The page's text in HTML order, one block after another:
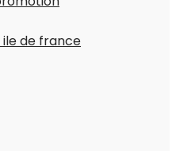
ile de france